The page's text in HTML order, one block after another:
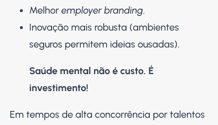
Melhor employer branding.
Inovação mais robusta (ambientes
seguros permitem ideias ousadas).
Saúde mental não é custo. É
investimento!
Em tempos de alta concorrência por talentos